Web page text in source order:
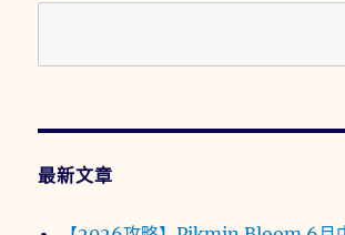
最新文章